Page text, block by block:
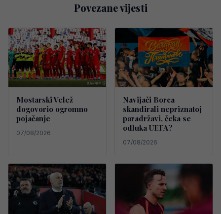
Povezane vijesti
Mostarski Velež
dogovorio ogromno
pojačanje
07/08/2026
Navijači Borca
skandirali nepriznatoj
paradržavi, čeka se
odluka UEFA?
07/08/2026